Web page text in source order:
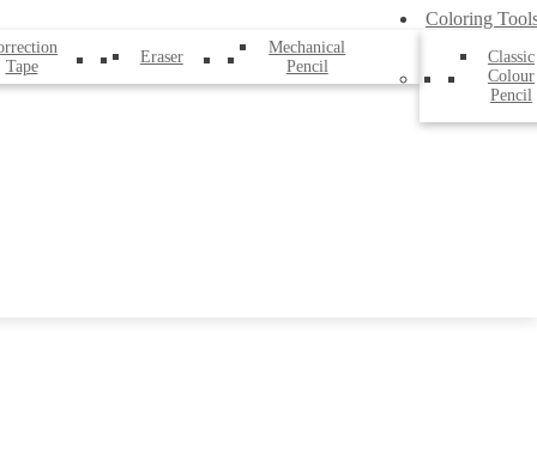
Tape
Eraser
Mechanical
Pencil
Coloring
Classic
Colour
Pencil